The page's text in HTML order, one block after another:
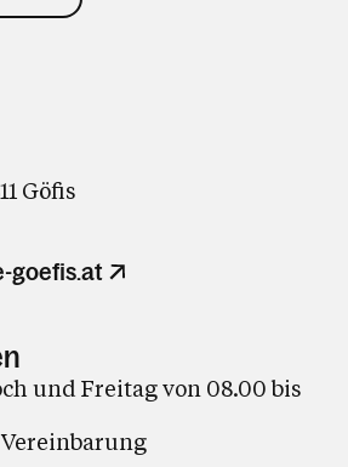
Göfis
goefis.at
und Freitag von 08.00 bis